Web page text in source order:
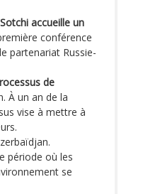
Sotchi accueille un
conférence
partenariat Russie-
de
À un an de la
vise à mettre à
période où les
se